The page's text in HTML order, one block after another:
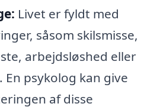
Livet er fyldt med
såsom skilsmisse,
arbejdsløshed eller
psykolog kan give
af disse